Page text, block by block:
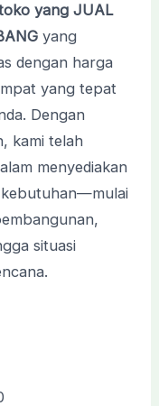
yang JUAL
yang
dengan harga
yang tepat
Dengan
kami telah
menyediakan
situasi